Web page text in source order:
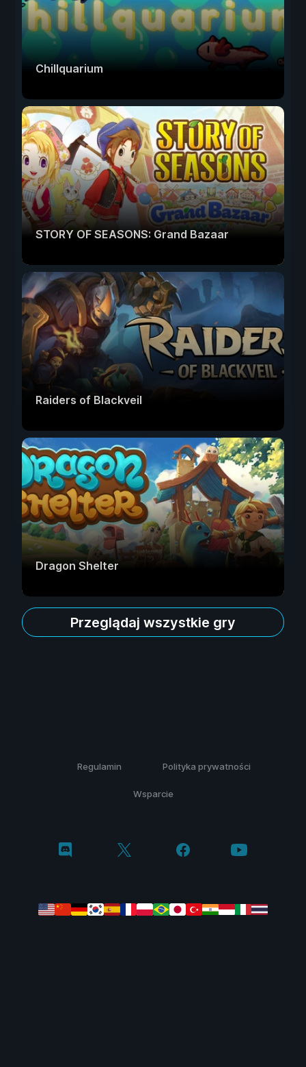
Chillquarium
STORY OF SEASONS: Grand Bazaar
Raiders of Blackveil
Dragon Shelter
Przeglądaj wszystkie gry
Regulamin Polityka prywatności
Wsparcie